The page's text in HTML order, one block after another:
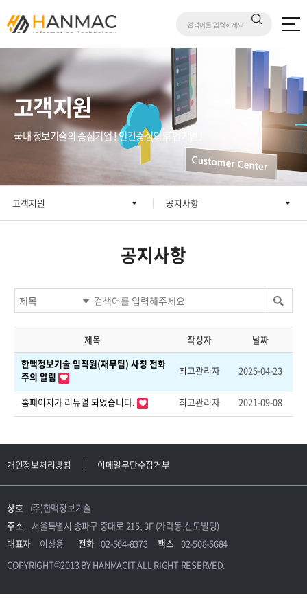
고객지원
국내 정보기술의 중심기업 ! 인간중심의 휴먼기업 !
고객지원 공지사항
공지사항
제목 작성자
날짜
한맥정보기술 임직원(재무팀) 사칭 전화
주의 알림
최고관리자 2025-04-23
홈페이지가 리뉴얼 되었습니다. 최고관리자 2021-09-08
개인정보처리방침 이메일무단수집거부
상호
(주)한맥정보기술
주소
서울특별시 송파구 중대로 215, 3F (가락동,신도빌딩)
대표자
이상용 전화 02-564-8373 팩스 02-508-5684
COPYRIGHT©2013 BY HANMACIT ALL RIGHT RESERVED.